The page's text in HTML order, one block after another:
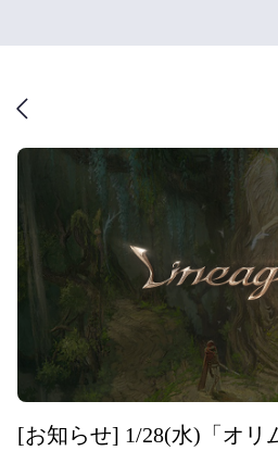
[お知らせ] 1/28(水)「オリ